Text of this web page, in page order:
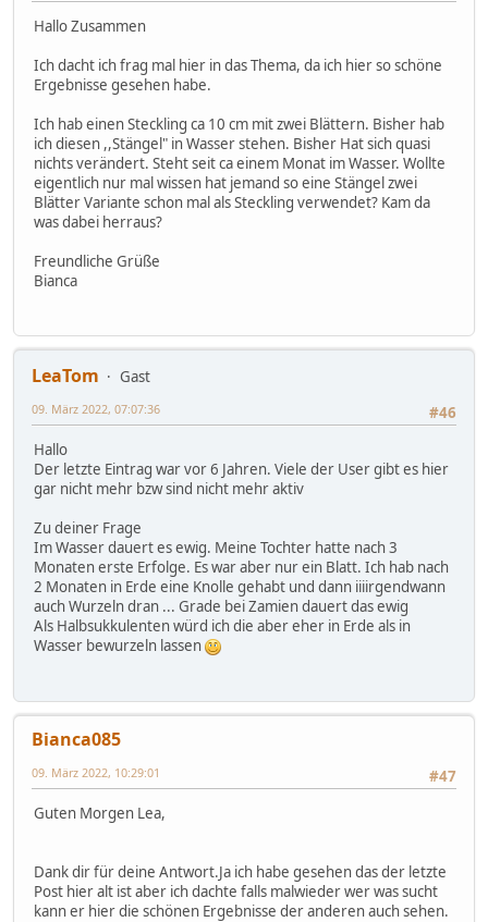
Hallo Zusammen
Ich dacht ich frag mal hier in das Thema, da ich hier so schöne
Ergebnisse gesehen habe.
Ich hab einen Steckling ca 10 cm mit zwei Blättern. Bisher hab
ich diesen ,,Stängel" in Wasser stehen. Bisher Hat sich quasi
nichts verändert. Steht seit ca einem Monat im Wasser. Wollte
eigentlich nur mal wissen hat jemand so eine Stängel zwei
Blätter Variante schon mal als Steckling verwendet? Kam da
was dabei herraus?
Freundliche Grüße
Bianca
LeaTom
Gast
#46
09. März 2022, 07:07:36
Hallo
Der letzte Eintrag war vor 6 Jahren. Viele der User gibt es hier
gar nicht mehr bzw sind nicht mehr aktiv
Zu deiner Frage
Im Wasser dauert es ewig. Meine Tochter hatte nach 3
Monaten erste Erfolge. Es war aber nur ein Blatt. Ich hab nach
2 Monaten in Erde eine Knolle gehabt und dann iiiirgendwann
auch Wurzeln dran ... Grade bei Zamien dauert das ewig
Als Halbsukkulenten würd ich die aber eher in Erde als in
Wasser bewurzeln lassen
Bianca085
#47
09. März 2022, 10:29:01
Guten Morgen Lea,
Dank dir für deine Antwort.Ja ich habe gesehen das der letzte
Post hier alt ist aber ich dachte falls malwieder wer was sucht
kann er hier die schönen Ergebnisse der anderen auch sehen.